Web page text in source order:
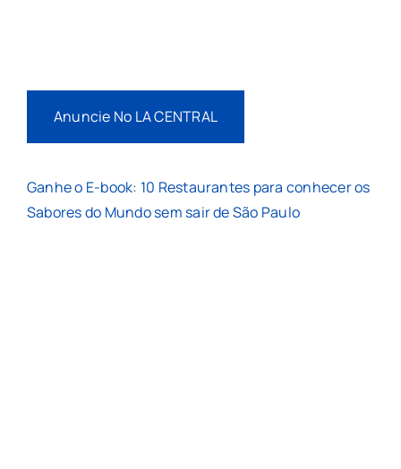
Anuncie No LA CENTRAL
Ganhe o E-book: 10 Restaurantes para conhecer os
Sabores do Mundo sem sair de São Paulo